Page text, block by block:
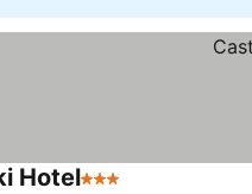
Hotel